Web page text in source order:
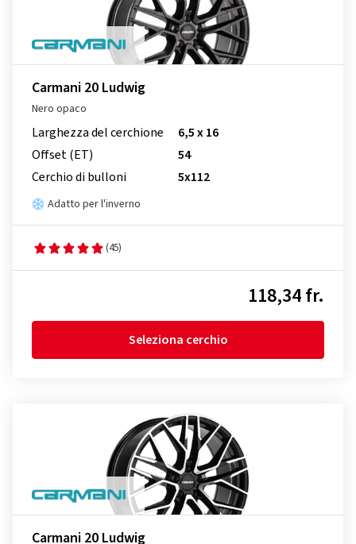
Carmani 20 Ludwig
Nero opaco
Larghezza del cerchione
6,5 x 16
Offset (ET)
54
Cerchio di bulloni
5x112
Adatto per l'inverno
(45)
118,34 fr.
Seleziona cerchio
Carmani 20 Ludwig